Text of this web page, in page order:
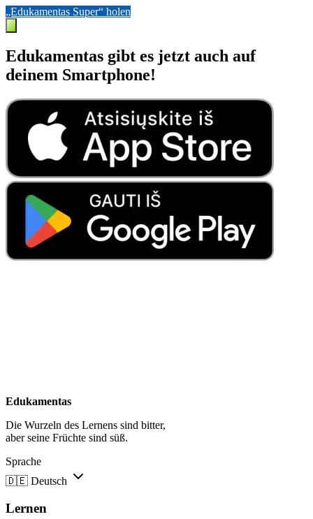
„Edukamentas Super“ holen
Edukamentas gibt es jetzt auch auf
deinem Smartphone!
Edukamentas
Die Wurzeln des Lernens sind bitter,
aber seine Früchte sind süß.
Sprache
🇩🇪 Deutsch
Lernen